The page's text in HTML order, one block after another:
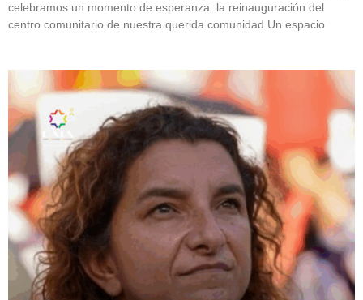
celebramos un momento de esperanza: la reinauguración del
centro comunitario de nuestra querida comunidad.Un espacio